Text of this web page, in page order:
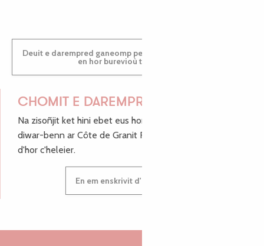
Deuit e darempred ganeomp pe deuit da welet ac'hanomp
en hor burevioù touristerezh
CHOMIT E DAREMPRED !
Na zisoñjit ket hini ebet eus hor c'hinnigoù mat ha keleier
diwar-benn ar Côte de Granit Rose, enskrivit hoc'h anv
d'hor c'heleier.
En em enskrivit d'hor c'heleier